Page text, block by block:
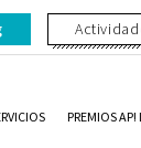
PREMIOS AP!